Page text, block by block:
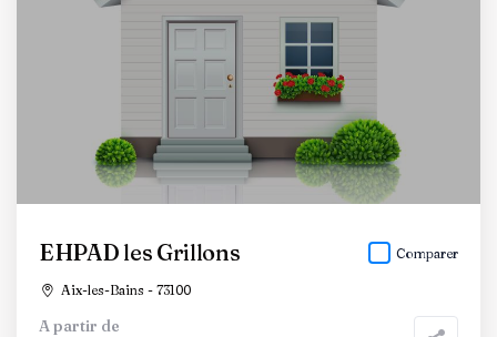
EHPAD les Grillons
Aix-les-Bains - 73100
Comparer
A partir de